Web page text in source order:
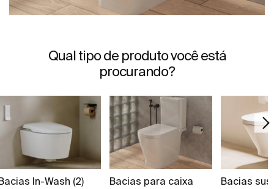
Qual tipo de produto você está
procurando?
In-Wash (2)
Bacias para caixa
Bacias